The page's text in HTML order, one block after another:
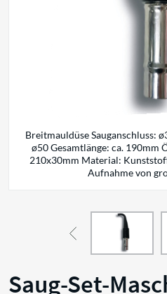
Breitmauldüse Sauganschluss:
ø50 Gesamtlänge: ca. 190mm
210x30mm Material:
Aufnahme von
Saug-Set-